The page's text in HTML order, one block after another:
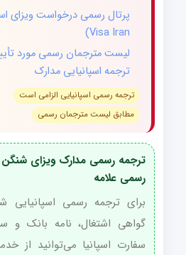
Visa Iran)
لیست مترجمان رسمی مورد
ترجمه اسپانیایی مدارک
ترجمه رسمی اسپانیایی الزامی است
مطابق لیست مترجمان رسمی
ترجمه رسمی مدارک ویزای شنگن
رسمی علامه
برای ترجمه رسمی اسپانیایی
گواهی اشتغال، نامه بانک و
سفارت اسپانیا می‌توانید از